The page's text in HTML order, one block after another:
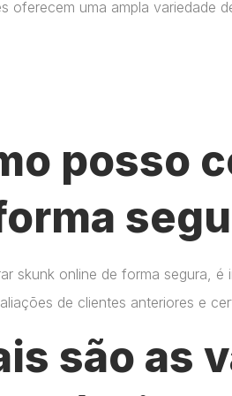
oferecem uma ampla variedade
posso
skunk online de forma segura,
de clientes anteriores e
são as